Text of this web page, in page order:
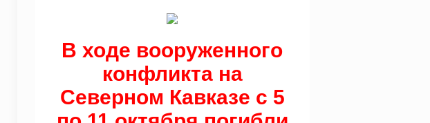
В ходе вооруженного
конфликта на
Северном Кавказе с 5